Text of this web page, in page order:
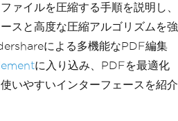
ァイルを圧縮する手順を説明し、
スと高度な圧縮アルゴリズムを強
による多機能なPDF編集
に入り込み、PDFを最適化
いやすいインターフェースを紹介